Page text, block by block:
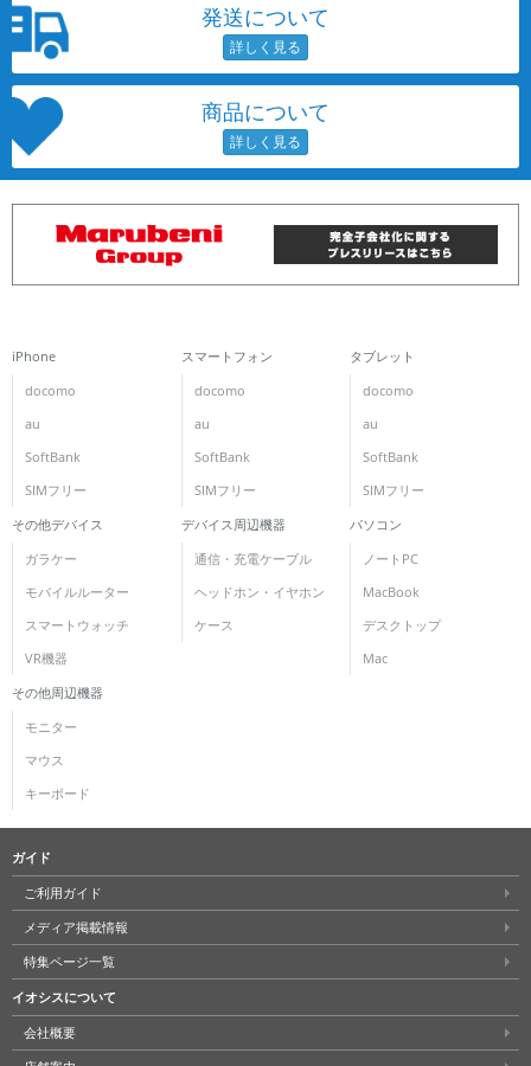
発送について
商品について
iPhone
docomo
au
SoftBank
SIMフリー
スマートフォン
docomo
au
SoftBank
SIMフリー
タブレット
docomo
au
SoftBank
SIMフリー
その他デバイス
ガラケー
モバイルルーター
スマートウォッチ
VR機器
デバイス周辺機器
通信・充電ケーブル
ヘッドホン・イヤホン
ケース
パソコン
ノートPC
MacBook
デスクトップ
Mac
その他周辺機器
モニター
マウス
キーボード
ガイド
ご利用ガイド
メディア掲載情報
特集ページ一覧
イオシスについて
会社概要